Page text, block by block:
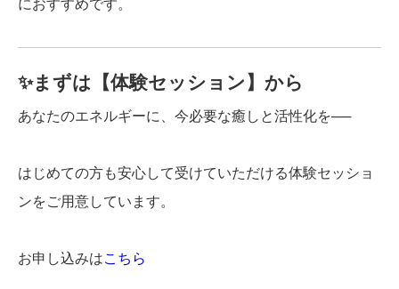
におすすめです。
✨まずは【体験セッション】から
あなたのエネルギーに、今必要な癒しと活性化を──
はじめての方も安心して受けていただける体験セッショ
ンをご用意しています。
お申し込みはこちら